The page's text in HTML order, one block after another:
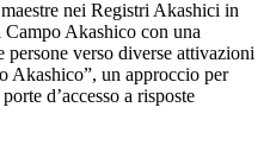
nei Registri Akashici in
Akashico con una
verso diverse attivazioni
Akashico”, un approccio per
d’accesso a risposte